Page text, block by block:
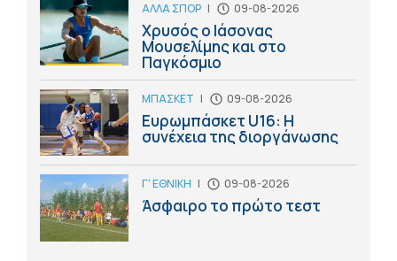
ΑΛΛΑ ΣΠΟΡ | 09-08-2026
Χρυσός ο Ιάσονας
Μουσελίμης και στο
Παγκόσμιο
ΜΠΑΣΚΕΤ | 09-08-2026
Ευρωμπάσκετ U16: Η
συνέχεια της διοργάνωσης
Γ' ΕΘΝΙΚΗ | 09-08-2026
Άσφαιρο το πρώτο τεστ